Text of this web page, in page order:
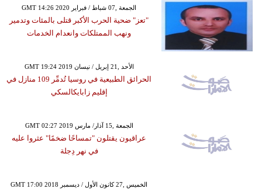
GMT 14:26 2020 الجمعة ,07 شباط / فبراير
"تعز" ضحية الحرب الأكبر قتلى بالمئات وتدمير
ونهب الممتلكات وانعدام الخدمات
GMT 19:24 2019 الأحد ,21 إبريل / نيسان
الحرائق الطبيعية في روسيا تُدمِّر 109 منازل في
إقليم زابايكالسكي
GMT 02:27 2019 الجمعة ,15 آذار/ مارس
عراقيون يقتلون "تمساحًا ضخمًا" عثروا عليه
في نهر دِجلة
GMT 17:00 2018 الخميس ,27 كانون الأول / ديسمبر